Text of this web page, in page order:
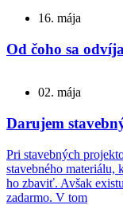
16. mája
Od čoho sa
02. mája
Darujem
Pri stavebných
stavebného
ho zbaviť. Avšak
zadarmo. V tom